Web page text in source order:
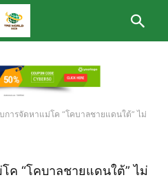
การจัดหาแม่โค “โคบาลชายแดนใต้” ไม่
ค “โคบาลชายแดนใต้” ไม่